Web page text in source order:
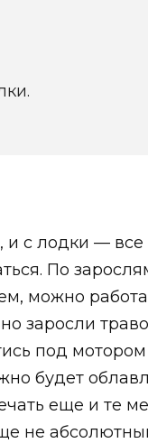
и с лодки — все
По
можно
заросли
под
будет
еще и те
не